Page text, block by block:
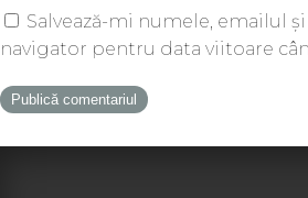
Salvează-mi numele, emailul
navigator pentru data viitoare